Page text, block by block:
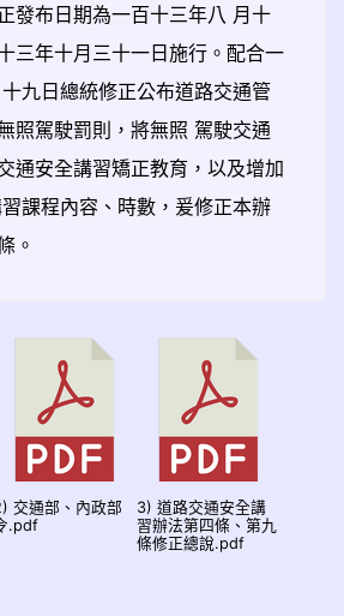
發布日期為一百十三年八 月十
三年十月三十一日施行。配合一
九日總統修正公布道路交通管
照駕駛罰則，將無照 駕駛交通
通安全講習矯正教育，以及增加
課程內容、時數，爰修正本辦
。
交通部、內政部
.pdf
3) 道路交通安全講
習辦法第四條、第九
條修正總說.pdf